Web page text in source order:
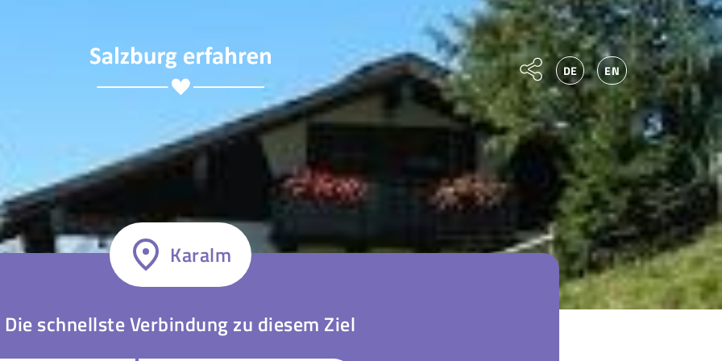
DE EN
Karalm
Die schnellste Verbindung zu diesem Ziel